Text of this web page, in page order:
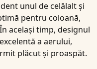
unul de celălalt și
pentru coloană,
același timp, designul
a aerului,
plăcut și proaspăt.